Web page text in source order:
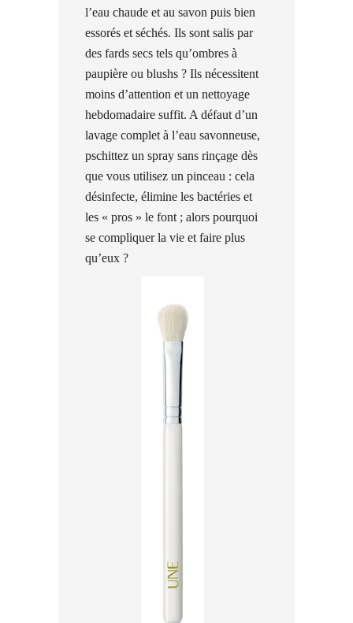
l’eau chaude et au savon puis bien
essorés et séchés. Ils sont salis par
des fards secs tels qu’ombres à
paupière ou blushs ? Ils nécessitent
moins d’attention et un nettoyage
hebdomadaire suffit. A défaut d’un
lavage complet à l’eau savonneuse,
pschittez un spray sans rinçage dès
que vous utilisez un pinceau : cela
désinfecte, élimine les bactéries et
les « pros » le font ; alors pourquoi
se compliquer la vie et faire plus
qu’eux ?